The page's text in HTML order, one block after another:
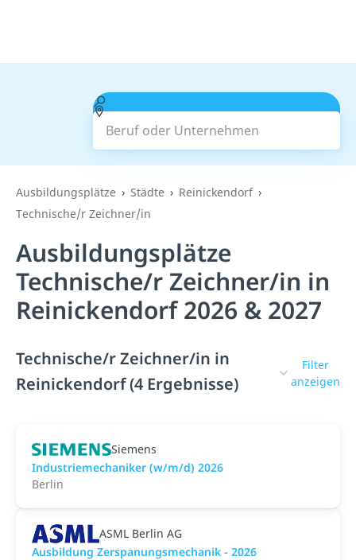
Beruf oder Unternehmen
Suchen
Ausbildungsplätze Städte
Reinickendorf
Technische/r Zeichner/in
Ausbildungsplätze
Technische/r Zeichner/in in
Reinickendorf 2026 & 2027
Technische/r Zeichner/in in
Reinickendorf (4 Ergebnisse)
Filter
anzeigen
Siemens
Industriemechaniker (w/m/d) 2026
Berlin
ASML Berlin AG
Ausbildung Zerspanungsmechanik - 2026